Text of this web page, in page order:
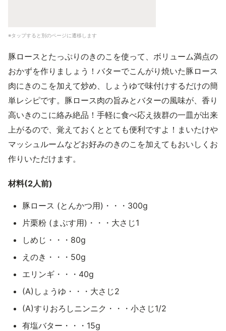
※タップすると別のページに遷移します
豚ロースとたっぷりのきのこを使って、ボリューム満点の
おかずを作りましょう！バターでこんがり焼いた豚ロース
肉にきのこを加えて炒め、しょうゆで味付けするだけの簡
単レシピです。豚ロース肉の旨みとバターの風味が、香り
高いきのこに絡み絶品！手軽に食べ応え抜群の一皿が出来
上がるので、覚えておくととても便利ですよ！まいたけや
マッシュルームなどお好みのきのこを加えてもおいしくお
作りいただけます。
材料(2人前)
豚ロース (とんかつ用)・・・300g
片栗粉 (まぶす用)・・・大さじ1
しめじ・・・80g
えのき・・・50g
エリンギ・・・40g
(A)しょうゆ・・・大さじ2
(A)すりおろしニンニク・・・小さじ1/2
有塩バター・・・15g